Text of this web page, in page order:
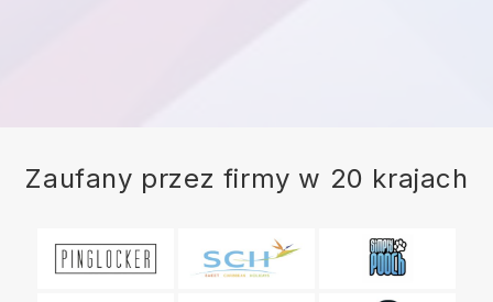
Zaufany przez firmy w 20 krajach